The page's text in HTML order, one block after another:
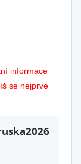
informace
se nejprve